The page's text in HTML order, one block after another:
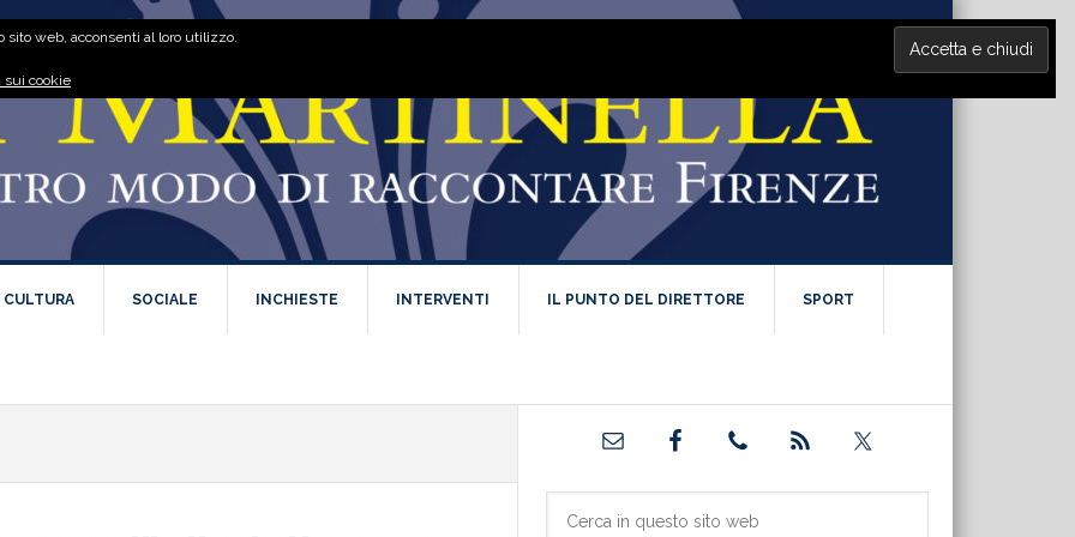
CULTURA SOCIALE INCHIESTE INTERVENTI IL PUNTO DEL DIRETTORE SPORT
Barra
primaria
web, acconsenti al loro utilizzo.
sui cookie